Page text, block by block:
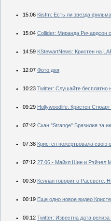
15:06 Кiisfm: Есть ли звезда
15:04 Сollider: Миранда Ричардсон
14:59 KStewartNews: Кристен на
12:07 Фото дня
10:23 Twitter: Слушайте бесплатно
09:29 Нollywoodlife: Кристен
07:42 Скан "Strange" Бразилия за
07:38 Кристен пожертвовала свою
07:12 27.06 - Майкл Шин и Рэйчел
00:30 Келлан говорит о
00:19 Еще одно новое видео
00:12 Twitter: Известна дата